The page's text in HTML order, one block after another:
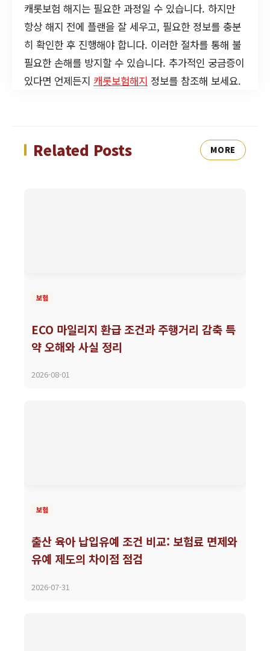
캐롯보험 해지는 필요한 과정일 수 있습니다. 하지만
항상 해지 전에 플랜을 잘 세우고, 필요한 정보를 충분
히 확인한 후 진행해야 합니다. 이러한 절차를 통해 불
필요한 손해를 방지할 수 있습니다. 추가적인 궁금증이
있다면 언제든지 캐롯보험해지 정보를 참조해 보세요.
Related Posts MORE
보험
ECO 마일리지 환급 조건과 주행거리 감축 특
약 오해와 사실 정리
2026-08-01
보험
출산 육아 납입유예 조건 비교: 보험료 면제와
유예 제도의 차이점 점검
2026-07-31